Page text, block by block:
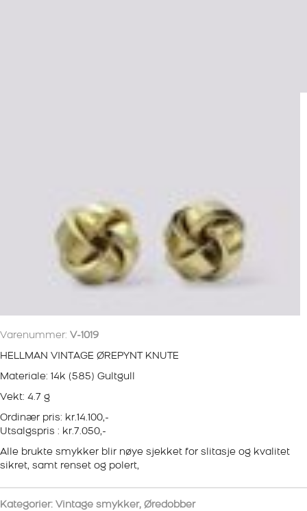
Varenummer: V-1019
HELLMAN VINTAGE ØREPYNT KNUTE
Materiale: 14k (585) Gultgull
Vekt: 4.7 g
Ordinær pris: kr.14.100,-
Utsalgspris : kr.7.050,-
Alle brukte smykker blir nøye sjekket for slitasje og kvalitet
sikret, samt renset og polert,
Kategorier: Vintage smykker, Øredobber